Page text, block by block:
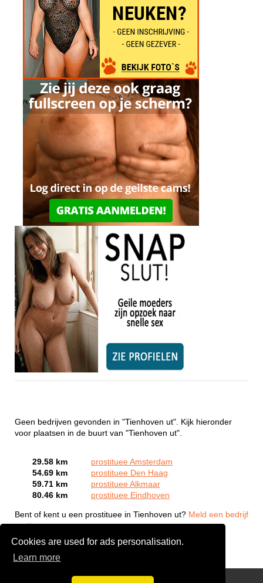
Cookies are used for ads personalisation.
Learn more
Geen bedrijven gevonden in "Tienhoven ut". Kijk hieronder
voor plaatsen in de buurt van "Tienhoven ut".
29.58 km
prostituee Amsterdam
54.69 km
prostituee Den Haag
59.71 km
prostituee Alkmaar
80.46 km
prostituee Eindhoven
Bent of kent u een prostituee in Tienhoven ut? Meld een bedrijf
gratis aan